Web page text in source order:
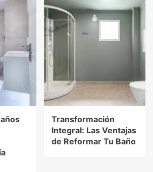
Transformación
Integral: Las Ventajas
de Reformar Tu Baño